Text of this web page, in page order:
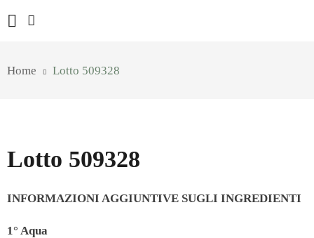
Home Lotto 509328
Lotto 509328
INFORMAZIONI AGGIUNTIVE SUGLI INGREDIENTI
1° Aqua